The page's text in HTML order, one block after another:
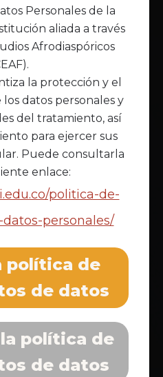
a la Red y/o tienes en
a la red y quieres
con
nos ayuda a seguir
espacios y
parte del
Personales de la
aliada a través
Afrodiaspóricos
la protección y el
datos personales y
del tratamiento, así
para ejercer sus
Puede consultarla
enlace:
politica-de-
personales/
política de
de datos
política de
de datos